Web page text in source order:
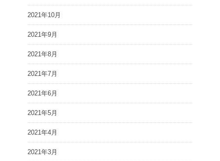
2021年10月
2021年9月
2021年8月
2021年7月
2021年6月
2021年5月
2021年4月
2021年3月